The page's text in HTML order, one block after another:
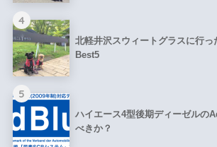
4
北軽井沢スウィートグラスに行っ
Best5
5
ハイエース4型後期ディーゼルの
べきか？